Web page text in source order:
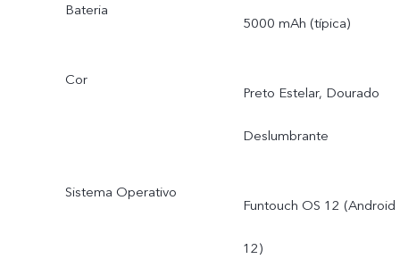
Bateria
5000 mAh (típica)
Cor
Preto Estelar, Dourado
Deslumbrante
Sistema Operativo
Funtouch OS 12 (Android
12)